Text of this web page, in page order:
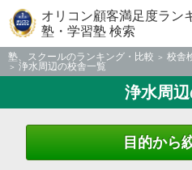
オリコン顧客満足度ラン
塾・学習塾 検索
塾、スクールのランキング・比較 校舎
浄水周辺の校舎一覧
浄水周
目的から